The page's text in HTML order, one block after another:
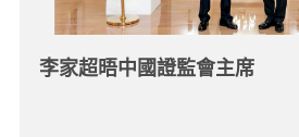
李家超晤中國證監會主席